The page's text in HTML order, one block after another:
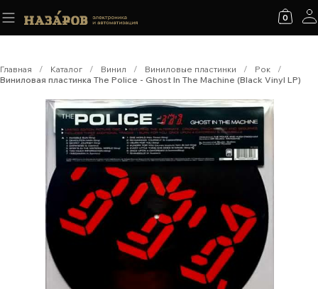
0
Главная / Каталог / Винил / Виниловые пластинки / Рок
/
Виниловая пластинка The Police - Ghost In The Machine (Black Vinyl LP)